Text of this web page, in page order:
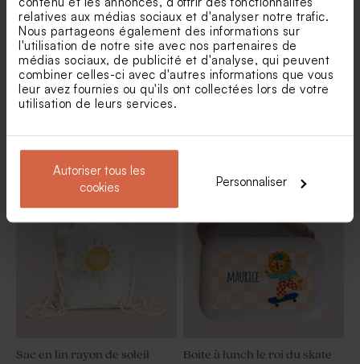
relatives aux médias sociaux et d'analyser notre trafic.
Nous partageons également des informations sur
l'utilisation de notre site avec nos partenaires de
médias sociaux, de publicité et d'analyse, qui peuvent
combiner celles-ci avec d'autres informations que vous
leur avez fournies ou qu'ils ont collectées lors de votre
utilisation de leurs services.
Autoriser tous les
cookies
Personnaliser
Sac en lin rayon de soleil
Nouveautés
Boite à lunch le roi du skate